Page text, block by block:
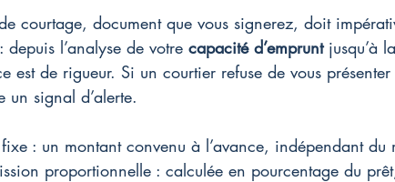
courtage, document que vous signerez, doit
depuis l’analyse de votre capacité d’emprunt jusqu’à
est de rigueur. Si un courtier refuse de vous
un signal d’alerte.
: un montant convenu à l’avance, indépendant du
proportionnelle : calculée en pourcentage du